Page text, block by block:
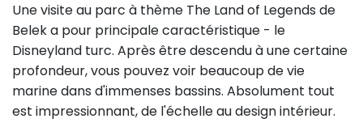
Une visite au parc à thème The Land of Legends de
Belek a pour principale caractéristique - le
Disneyland turc. Après être descendu à une certaine
profondeur, vous pouvez voir beaucoup de vie
marine dans d'immenses bassins. Absolument tout
est impressionnant, de l'échelle au design intérieur.